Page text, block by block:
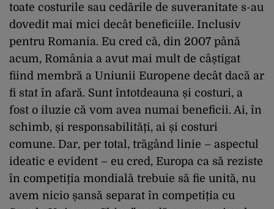
toate costurile sau cedările de suveranitate s-au
dovedit mai mici decât beneficiile. Inclusiv
pentru Romania. Eu cred că, din 2007 până
acum, România a avut mai mult de câștigat
fiind membră a Uniunii Europene decât dacă ar
fi stat în afară. Sunt întotdeauna și costuri, a
fost o iluzie că vom avea numai beneficii. Ai, în
schimb, și responsabilități, ai și costuri
comune. Dar, per total, trăgând linie – aspectul
ideatic e evident – eu cred, Europa ca să reziste
în competiția mondială trebuie să fie unită, nu
avem nicio șansă separat în competiția cu